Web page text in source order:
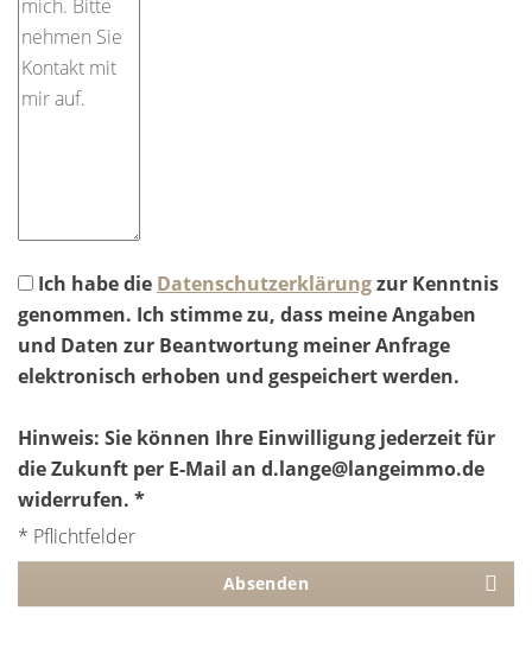
Ich habe die Datenschutzerklärungzur Kenntnis
genommen. Ich stimme zu, dass meine Angaben
und Daten zur Beantwortung meiner Anfrage
elektronisch erhoben und gespeichert werden.
Hinweis: Sie können Ihre Einwilligung jederzeit für
die Zukunft per E-Mail an d.lange@langeimmo.de
widerrufen. *
* Pflichtfelder
Absenden